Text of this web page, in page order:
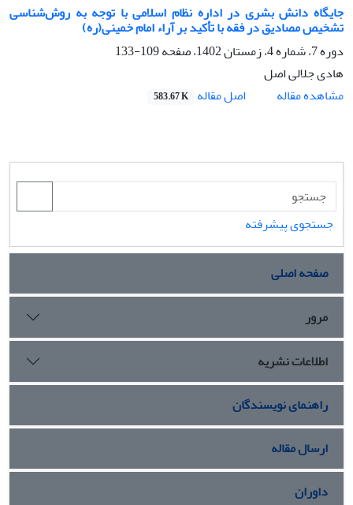
جایگاه دانش بشری در اداره نظام اسلامی با توجه به روش‌شناسی
تشخیص مصادیق در فقه با تأکید بر آراء امام خمینی(ره)
دوره 7، شماره 4، زمستان 1402، صفحه
109-133
هادی جلالی اصل
مشاهده مقاله
اصل مقاله 583.67 K
جستجوی پیشرفته
صفحه اصلی
مرور
اطلاعات نشریه
راهنمای نویسندگان
ارسال مقاله
داوران